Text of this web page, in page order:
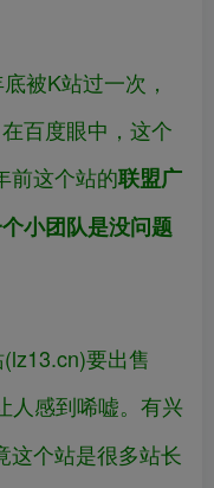
被K站过一次，
百度眼中，这个
前这个站的联盟广
小团队是没问题
要出售
人感到唏嘘。有兴
这个站是很多站长